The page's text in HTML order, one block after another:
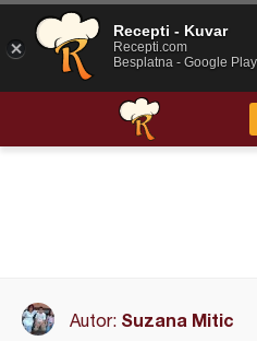
Autor: Suzana Mitic
Recepti - Kuvar
Recepti.com
Besplatna - Google Play